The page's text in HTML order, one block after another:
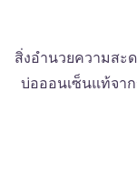
สิ่งอำนวยความสะ
บ่อออนเซ็นแท้จา